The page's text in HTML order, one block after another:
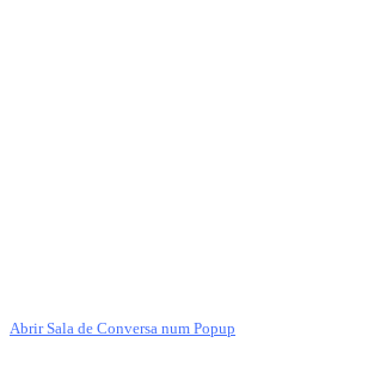
Abrir Sala de Conversa num Popup